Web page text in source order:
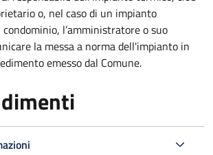
o, nel caso di un impianto
l’amministratore o suo
la messa a norma dell'impianto in
emesso dal Comune.